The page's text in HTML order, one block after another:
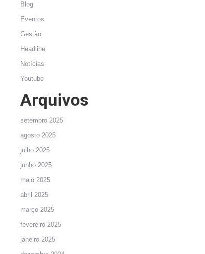
Blog
Eventos
Gestão
Headline
Notícias
Youtube
Arquivos
setembro 2025
agosto 2025
julho 2025
junho 2025
maio 2025
abril 2025
março 2025
fevereiro 2025
janeiro 2025